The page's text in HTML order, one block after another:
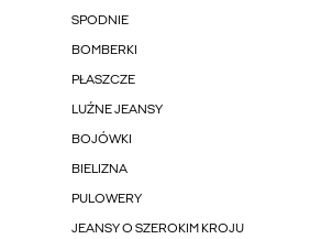
SPODNIE
BOMBERKI
PŁASZCZE
LUŹNE JEANSY
BOJÓWKI
BIELIZNA
PULOWERY
JEANSY O SZEROKIM KROJU